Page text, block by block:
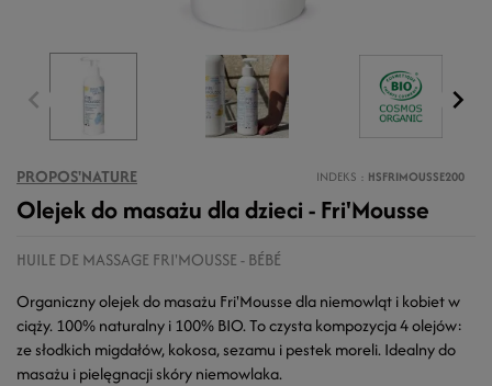
PROPOS'NATURE INDEKS HSFRIMOUSSE200
Olejek do masażu dla dzieci - Fri'Mousse
HUILE DE MASSAGE FRI'MOUSSE - BÉBÉ
Organiczny olejek do masażu Fri'Mousse dla niemowląt i kobiet w
ciąży. 100% naturalny i 100% BIO. To czysta kompozycja 4 olejów:
ze słodkich migdałów, kokosa, sezamu i pestek moreli. Idealny do
masażu i pielęgnacji skóry niemowlaka.